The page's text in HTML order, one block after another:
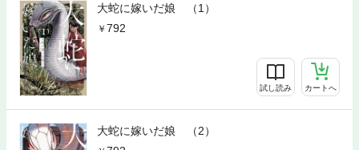
大蛇に嫁いだ娘 （1）
792
試し読み カートへ
大蛇に嫁いだ娘 （2）